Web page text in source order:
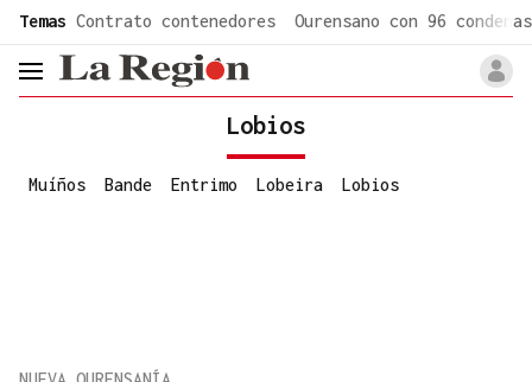
Temas Contrato contenedores Ourensano con 96 condenas
header.menu.open
Lobios
Muíños Bande Entrimo Lobeira Lobios